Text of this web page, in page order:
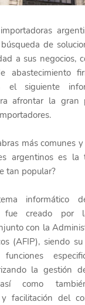
de
a sus negocios,
abastecimiento
el siguiente
afrontar la gran
más comunes
argentinos es la
tan popular?
informático
fue creado por
con la
(AFIP), siendo
la gestión
así como
facilitación del